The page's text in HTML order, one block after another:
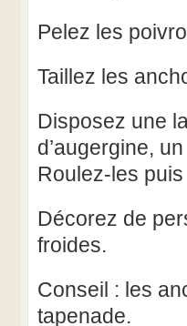
Pelez les
Taillez les
Disposez une
d’augergine,
Roulez-les
Décorez de
froides.
Conseil : les
tapenade.